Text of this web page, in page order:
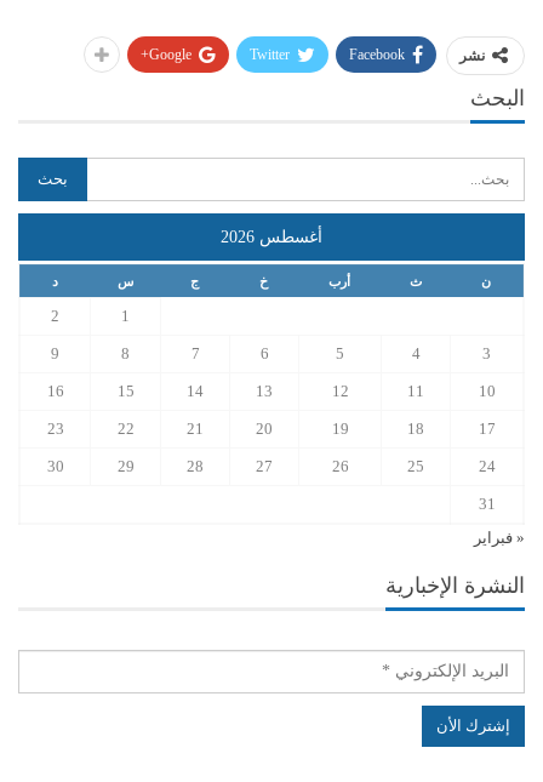
نشر Facebook
Twitter
Google+
البحث
أغسطس 2026
ن ث أرب خ ج س د
1
2
3
4
5
6
7
8
9
10
11
12
13
14
15
16
17
18
19
20
21
22
23
24
25
26
27
28
29
30
31
« فبراير
النشرة الإخبارية